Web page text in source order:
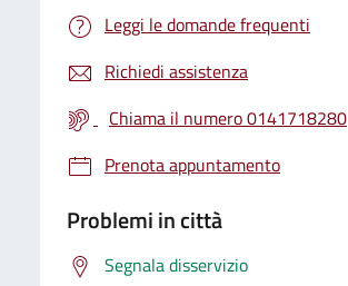
Leggi le domande frequenti
Richiedi assistenza
Chiama il numero 0141718280
Prenota appuntamento
Problemi in città
Segnala disservizio